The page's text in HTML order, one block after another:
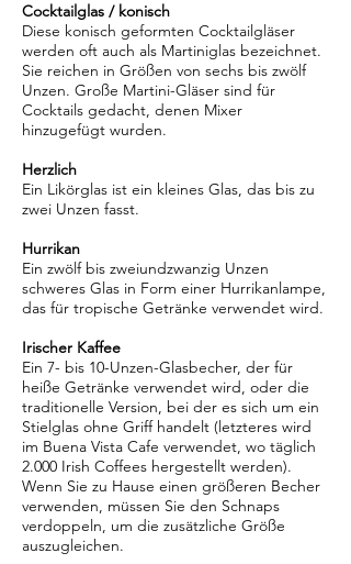
Cocktailglas / konisch
Diese konisch geformten Cocktailgläser
werden oft auch als Martiniglas bezeichnet.
Sie reichen in Größen von sechs bis zwölf
Unzen. Große Martini-Gläser sind für
Cocktails gedacht, denen Mixer
hinzugefügt wurden.
Herzlich
Ein Likörglas ist ein kleines Glas, das bis zu
zwei Unzen fasst.
Hurrikan
Ein zwölf bis zweiundzwanzig Unzen
schweres Glas in Form einer Hurrikanlampe,
das für tropische Getränke verwendet wird.
Irischer Kaffee
Ein 7- bis 10-Unzen-Glasbecher, der für
heiße Getränke verwendet wird, oder die
traditionelle Version, bei der es sich um ein
Stielglas ohne Griff handelt (letzteres wird
im Buena Vista Cafe verwendet, wo täglich
2.000 Irish Coffees hergestellt werden).
Wenn Sie zu Hause einen größeren Becher
verwenden, müssen Sie den Schnaps
verdoppeln, um die zusätzliche Größe
auszugleichen.